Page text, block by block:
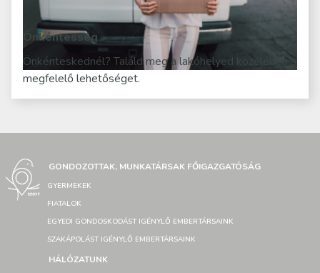
Önkéntesség
Önkénteskednél? Találd meg a lakóhelyed közelében a
megfelelő lehetőséget.
GONDOZOTTAK, MUNKATÁRSAK FŐIGAZGATÓSÁG
GYERMEKEK
FIATALOK
EGYEDI GONDOSKODÁST IGÉNYLŐ EMBERTÁRSAINK
SZAKÁPOLÁST IGÉNYLŐ EMBERTÁRSAINK
HÁLÓZATUNK